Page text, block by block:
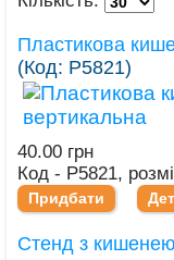
Пластикова
(Код: Р5821)
40.00 грн
Код - Р5821,
Придбати
Стенд з кишенею